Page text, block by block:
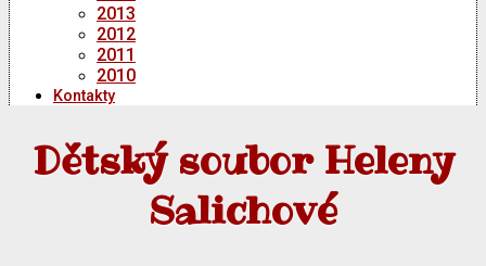
2013
2012
2011
2010
Kontakty
Dětský soubor Heleny
Salichové